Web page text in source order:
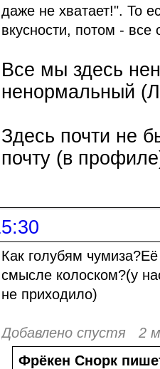
даже не хватает!". То
вкусности, потом - все
Все мы здесь
ненормальный
Здесь почти не
почту (в
Как голубям
смысле колоском?(у
не приходило)
Добавлено спустя 2
Фрёкен Снорк